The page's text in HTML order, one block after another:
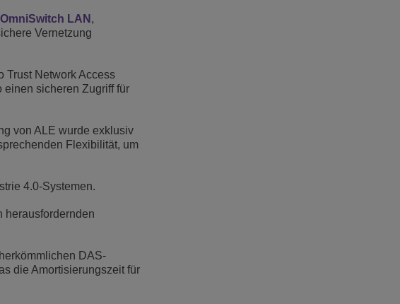
OmniSwitch LAN ,
Vernetzung
Trust Network Access
sicheren Zugriff für
von ALE wurde exklusiv
Flexibilität, um
4.0-Systemen.
herausfordernden
DAS-
die Amortisierungszeit für